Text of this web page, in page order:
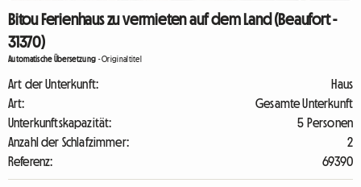
Bitou Ferienhaus zu vermieten auf dem Land (Beaufort -
31370)
Automatische Übersetzung -Originaltitel
Art der Unterkunft:
Haus
Art:
Gesamte Unterkunft
Unterkunftskapazität:
5 Personen
Anzahl der Schlafzimmer:
2
Referenz:
69390